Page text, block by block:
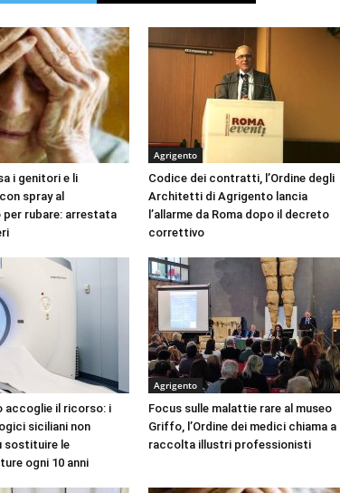
i genitori e li
spray al
per rubare: arrestata
Agrigento
Codice dei contratti, l’Ordine degli
Architetti di Agrigento lancia
l’allarme da Roma dopo il decreto
correttivo
accoglie il ricorso: i
siciliani non
sostituire le
ogni 10 anni
Agrigento
Focus sulle malattie rare al museo
Griffo, l’Ordine dei medici chiama a
raccolta illustri professionisti